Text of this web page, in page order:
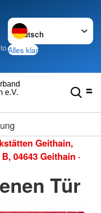
Sprache wechseln zu
Alles klar
e.V.
Geithain,
04643 Geithain ·
Tür